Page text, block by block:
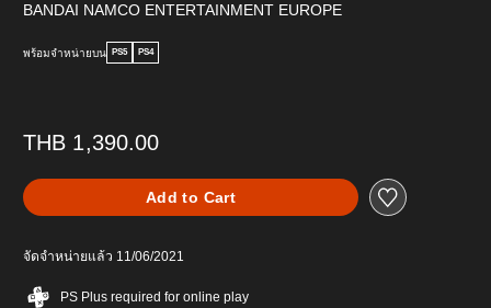
BANDAI NAMCO ENTERTAINMENT EUROPE
พร้อมจำหน่ายบน PS5 PS4
THB 1,390.00
Add to Cart
จัดจำหน่ายแล้ว 11/06/2021
PS Plus required for online play